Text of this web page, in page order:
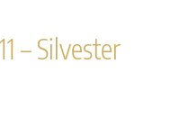
– Silvester